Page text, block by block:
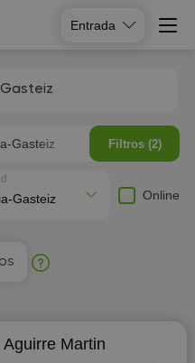
Entrada
Aguirre Martin
Gasteiz Filtros (2)
Online